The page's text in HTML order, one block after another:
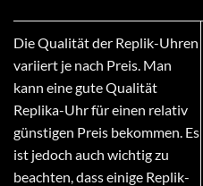
Die Qualität der Replik-Uhren
variiert je nach Preis. Man
kann eine gute Qualität
Replika-Uhr für einen relativ
günstigen Preis bekommen. Es
ist jedoch auch wichtig zu
beachten, dass einige Replik-